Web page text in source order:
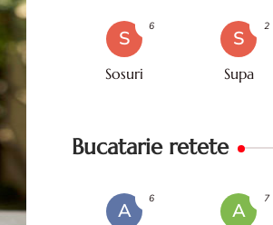
S
Sosuri
6
S
Supa
2
Bucatarie retete
A
6
A
7